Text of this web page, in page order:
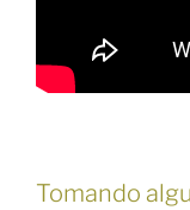
Tomando